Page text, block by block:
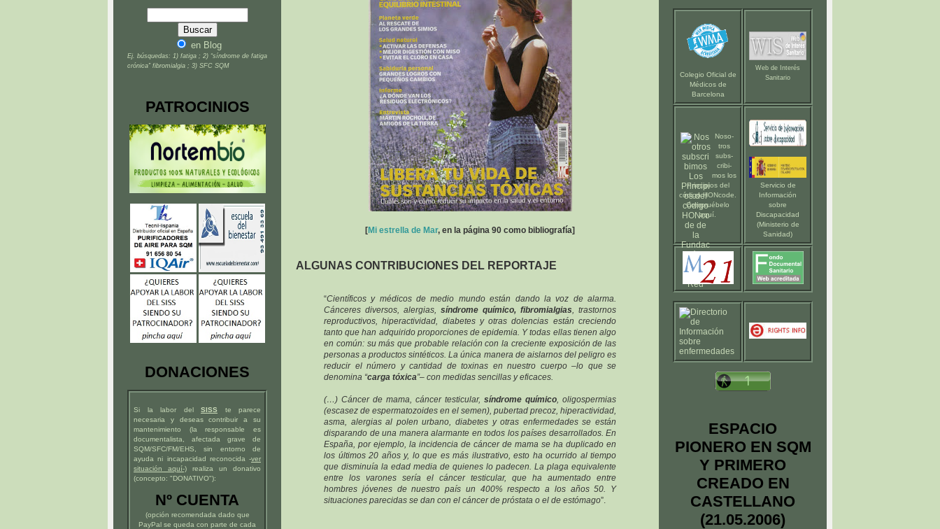
[Mi estrella de Mar, en la página 90 como bibliografía]
ALGUNAS CONTRIBUCIONES DEL REPORTAJE
“Científicos y médicos de medio mundo están dando la voz de alarma.
Cánceres diversos, alergias, síndrome químico, fibromialgias, trastornos
reproductivos, hiperactividad, diabetes y otras dolencias están creciendo
tanto que han adquirido proporciones de epidemia. Y todas ellas tienen algo
en común: su más que probable relación con la creciente exposición de las
personas a productos sintéticos. La única manera de aislarnos del peligro es
reducir el número y cantidad de toxinas en nuestro cuerpo –lo que se
denomina “carga tóxica”– con medidas sencillas y eficaces.
(…) Cáncer de mama, cáncer testicular, síndrome químico, oligospermias
(escasez de espermatozoides en el semen), pubertad precoz, hiperactividad,
asma, alergias al polen urbano, diabetes y otras enfermedades se están
disparando de una manera alarmante en todos los países desarrollados. En
España, por ejemplo, la incidencia de cáncer de mama se ha duplicado en
los últimos 20 años y, lo que es más ilustrativo, esto ha ocurrido al tiempo
que disminuía la edad media de quienes lo padecen. La plaga equivalente
entre los varones sería el cáncer testicular, que ha aumentado entre
hombres jóvenes de nuestro país un 400% respecto a los años 50. Y
situaciones parecidas se dan con el cáncer de próstata o el de estómago”.
en Blog
Ej. búsquedas: 1) fatiga ; 2) “síndrome de fatiga
crónica” fibromialgia ; 3) SFC SQM
PATROCINIOS
DONACIONES
Si la labor del SISS te parece
necesaria y deseas contribuir a su
mantenimiento (la responsable es
documentalista, afectada grave de
SQM/SFC/FM/EHS, sin entorno de
ayuda ni incapacidad reconocida -ver
situación aquí-) realiza un donativo
(concepto: "DONATIVO"):
Nº CUENTA
(opción recomendada dado que
PayPal se queda con parte de cada
Colegio Oficial de
Médicos de
Barcelona
Web de Interés
Sanitario
Noso-
tros
subs-
cribi-
mos los
Principios del
código HONcode
Compruébelo
aquí
Servicio de
Información
sobre
Discapacidad
(Ministerio de
Sanidad)
ESPACIO
PIONERO EN SQM
Y PRIMERO
CREADO EN
CASTELLANO
(21.05.2006)